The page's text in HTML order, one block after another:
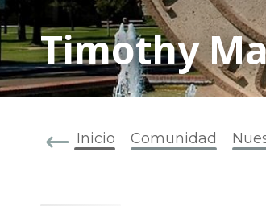
Timothy
Inicio Comunidad